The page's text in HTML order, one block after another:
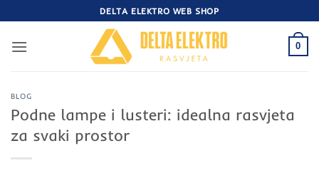
to
content
DELTA ELEKTRO WEB SHOP
0
BLOG
Podne lampe i lusteri: idealna rasvjeta
za svaki prostor